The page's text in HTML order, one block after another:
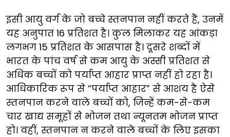
इसी आयु वर्ग के जो बच्चे स्तनपान नहीं करते हैं, उनमें
यह अनुपात 16 प्रतिशत है। कुल मिलाकर यह आंकड़ा
लगभग 15 प्रतिशत के आसपास है। दूसरे शब्दों में
भारत के पांच वर्ष से कम आयु के अस्सी प्रतिशत से
अधिक बच्चों को पर्याप्त आहार प्राप्त नहीं हो रहा है।
आधिकारिक रूप से “पर्याप्त आहार” से आशय है ऐसे
स्तनपान करने वाले बच्चों को, जिन्हें कम-से-कम
चार खाद्य समूहों से भोजन तथा न्यूनतम भोजन प्राप्त
हो। वहीं, स्तनपान न करने वाले बच्चों के लिए इसका